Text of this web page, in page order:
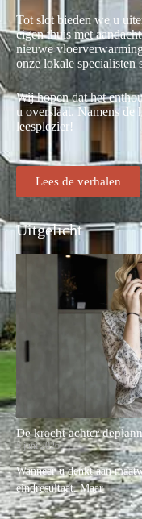
Tot slot bieden we u
eigen thuis met
nieuwe
onze lokale specialisten
Wij hopen dat het
u overslaat. Namens de
leesplezier!
Lees de verhalen
Uitgelicht
De kracht achter
5 juni 2026
Wanneer u denkt aan
eindresultaat. Maar